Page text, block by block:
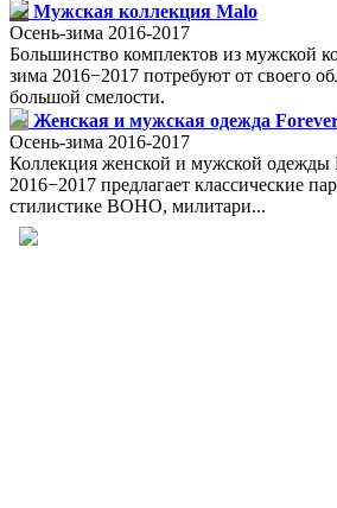
Мужская коллекция Malo
Осень-зима 2016-2017
Большинство комплектов из мужской
зима 2016−2017 потребуют от своего
большой смелости.
Женская и мужская одежда
Осень-зима 2016-2017
Коллекция женской и мужской одежды
2016−2017 предлагает классические
стилистике BOHO, милитари...